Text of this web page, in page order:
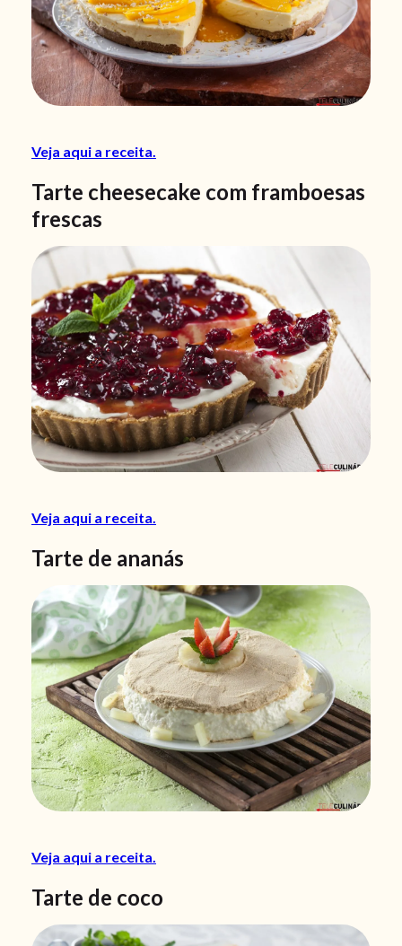
Veja aqui a receita.
Tarte cheesecake com framboesas
frescas
Veja aqui a receita.
Tarte de ananás
Veja aqui a receita.
Tarte de coco